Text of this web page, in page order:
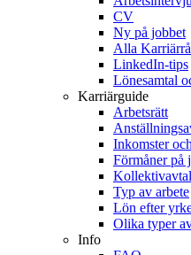
CV
Ny på jobbet
Alla
LinkedIn-tips
Lönesamtal
Karriärguide
Arbetsrätt
Inkomster
Förmåner på
Kollektivavtal
Typ av arbete
Lön efter
Olika typer
Info